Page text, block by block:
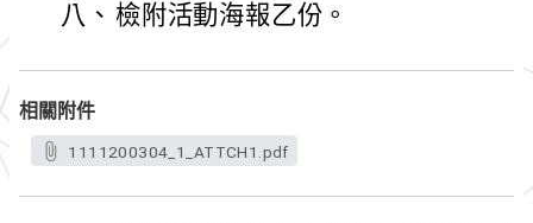
八、 檢附活動海報乙份。
相關附件
1111200304_1_ATTCH1.pdf